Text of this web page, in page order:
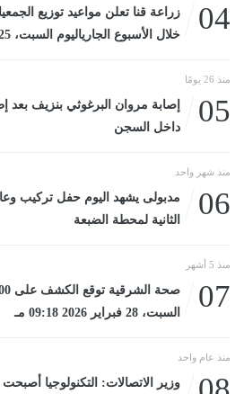
04
زراعة قنا تعلن مواعيد توزيع
خلال الأسبوع الجارياليوم السبت، 25 يوليو 2026 04:00 مـ
منذ 26 يومًا
05
إصابة مروان البرغوثي بنزيف
داخل السجن
منذ شهر واحد
06
مدبولى يشهد اليوم حفل تركيب
الثانية لمحطة الضبعة
منذ 5 أشهر
07
السبت، 28 فبراير 2026 09:18 مـ
منذ عام واحد
وزير الاتصالات: التكنولوجيا أصبحت